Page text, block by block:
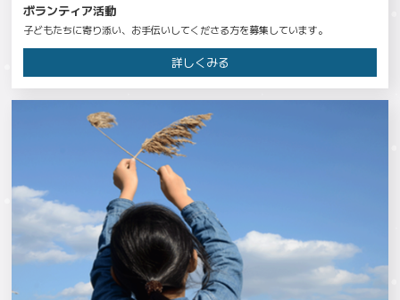
ボランティア活動
子どもたちに寄り添い、お手伝いしてくださる方を募集しています。
詳しくみる